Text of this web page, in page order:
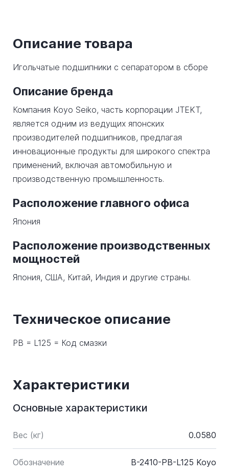
Описание товара
Игольчатые подшипники с сепаратором в сборе
Описание бренда
Компания Koyo Seiko, часть корпорации JTEKT,
является одним из ведущих японских
производителей подшипников, предлагая
инновационные продукты для широкого спектра
применений, включая автомобильную и
производственную промышленность.
Расположение главного офиса
Япония
Расположение производственных
мощностей
Япония, США, Китай, Индия и другие страны.
Техническое описание
PB = L125 = Код смазки
Характеристики
Основные характеристики
Вес (кг) 0.0580
Обозначение B-2410-PB-L125 Koyo